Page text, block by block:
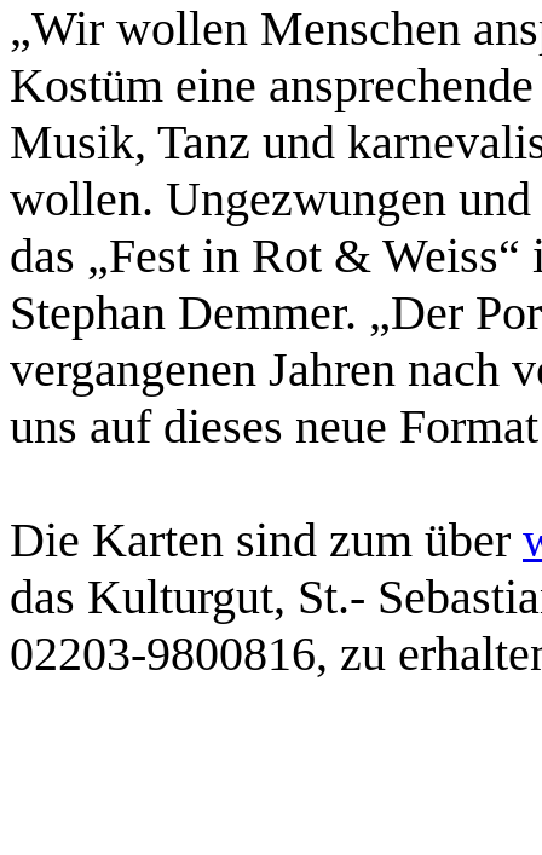
„Wir wollen Menschen
Kostüm eine
Musik, Tanz und
wollen. Ungezwungen
das „Fest in Rot &
Stephan Demmer. „Der
vergangenen Jahren nach
uns auf dieses neue
Die Karten sind zum über
das Kulturgut, St.-
02203-9800816, zu